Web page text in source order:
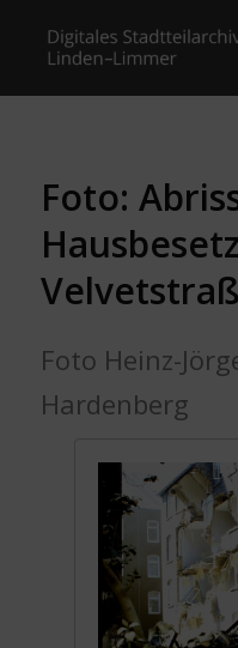
Foto:
Foto Heinz-
Hardenberg